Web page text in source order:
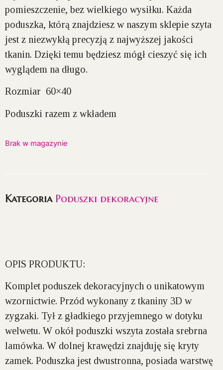
pomieszczenie, bez wielkiego wysiłku. Każda
poduszka, którą znajdziesz w naszym sklepie szyta
jest z niezwykłą precyzją z najwyższej jakości
tkanin. Dzięki temu będziesz mógł cieszyć się ich
wyglądem na długo.
Rozmiar 60×40
Poduszki razem z wkładem
Brak w magazynie
Kategoria Poduszki dekoracyjne
OPIS PRODUKTU:
Komplet poduszek dekoracyjnych o unikatowym
wzornictwie. Przód wykonany z tkaniny 3D w
zygzaki. Tył z gładkiego przyjemnego w dotyku
welwetu. W okół poduszki wszyta została srebrna
lamówka. W dolnej krawędzi znajduję się kryty
zamek. Poduszka jest dwustronna, posiada warstwę